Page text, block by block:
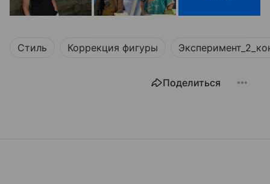
Стиль Коррекция фигуры
Поделиться